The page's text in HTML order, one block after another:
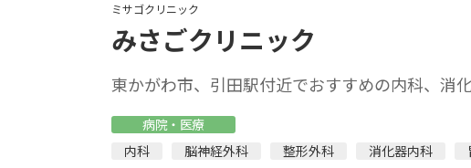
ミサゴクリニック
みさごクリニック
東かがわ市、引田駅付近でおすすめの内科、消
病院・医療
内科
脳神経外科 整形外科 消化器内科